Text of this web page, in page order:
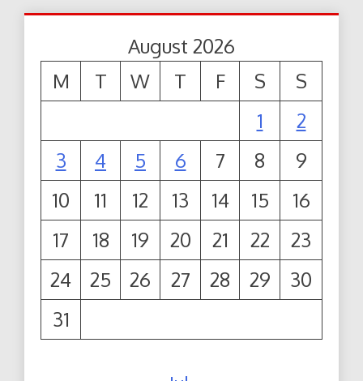
August 2026
M
T W T F S
S
1
2
3
4 5 6 7 8
9
10
11 12 13 14 15
16
17
18 19 20 21 22
23
24
25 26 27 28 29
30
31